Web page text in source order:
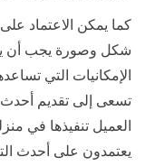
كما يمكن الاعتماد
شكل وصورة يجب أن
الإمكانيات التي
تسعى إلى تقديم أحدث
العميل تنفيذها في
يعتمدون على أحدث